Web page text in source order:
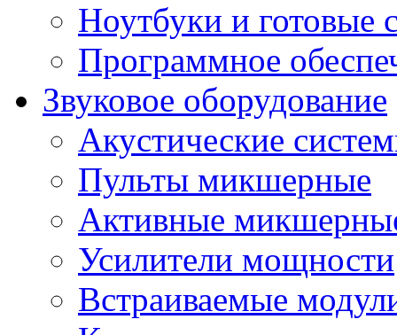
Ноутбуки и готовые
Программное
Звуковое оборудование
Акустические
Пульты микшерные
Активные
Усилители мощности
Встраиваемые